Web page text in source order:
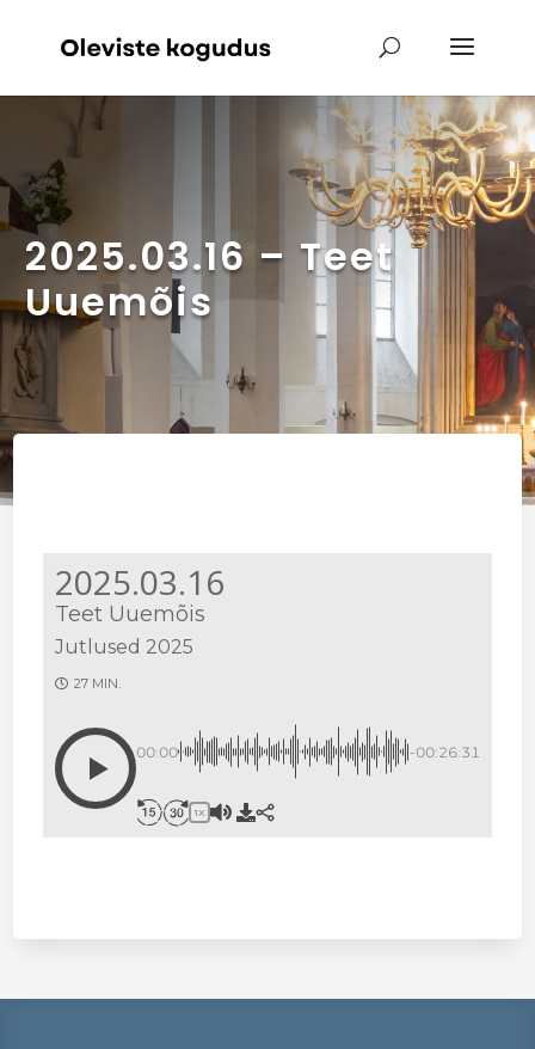
2025.03.16 – Teet
Uuemõis
2025.03.16
Teet Uuemõis
Jutlused 2025
27 MIN.
00:00 -00:26:31
1X